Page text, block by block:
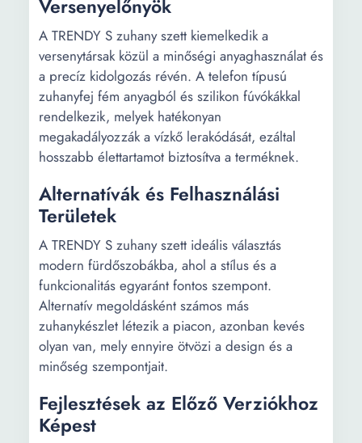
Versenyelőnyök
A TRENDY S zuhany szett kiemelkedik a
versenytársak közül a minőségi anyaghasználat és
a precíz kidolgozás révén. A telefon típusú
zuhanyfej fém anyagból és szilikon fúvókákkal
rendelkezik, melyek hatékonyan
megakadályozzák a vízkő lerakódását, ezáltal
hosszabb élettartamot biztosítva a terméknek.
Alternatívák és Felhasználási
Területek
A TRENDY S zuhany szett ideális választás
modern fürdőszobákba, ahol a stílus és a
funkcionalitás egyaránt fontos szempont.
Alternatív megoldásként számos más
zuhanykészlet létezik a piacon, azonban kevés
olyan van, mely ennyire ötvözi a design és a
minőség szempontjait.
Fejlesztések az Előző Verziókhoz
Képest